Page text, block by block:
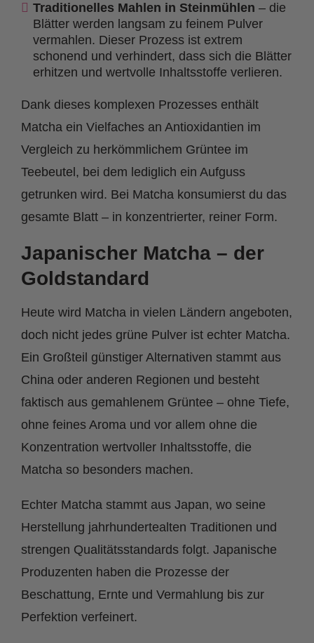
Traditionelles Mahlen in Steinmühlen – die
Blätter werden langsam zu feinem Pulver
vermahlen. Dieser Prozess ist extrem
schonend und verhindert, dass sich die Blätter
erhitzen und wertvolle Inhaltsstoffe verlieren.
Dank dieses komplexen Prozesses enthält
Matcha ein Vielfaches an Antioxidantien im
Vergleich zu herkömmlichem Grüntee im
Teebeutel, bei dem lediglich ein Aufguss
getrunken wird. Bei Matcha konsumierst du das
gesamte Blatt – in konzentrierter, reiner Form.
Japanischer Matcha – der
Goldstandard
Heute wird Matcha in vielen Ländern angeboten,
doch nicht jedes grüne Pulver ist echter Matcha.
Ein Großteil günstiger Alternativen stammt aus
China oder anderen Regionen und besteht
faktisch aus gemahlenem Grüntee – ohne Tiefe,
ohne feines Aroma und vor allem ohne die
Konzentration wertvoller Inhaltsstoffe, die
Matcha so besonders machen.
Echter Matcha stammt aus Japan, wo seine
Herstellung jahrhundertealten Traditionen und
strengen Qualitätsstandards folgt. Japanische
Produzenten haben die Prozesse der
Beschattung, Ernte und Vermahlung bis zur
Perfektion verfeinert.